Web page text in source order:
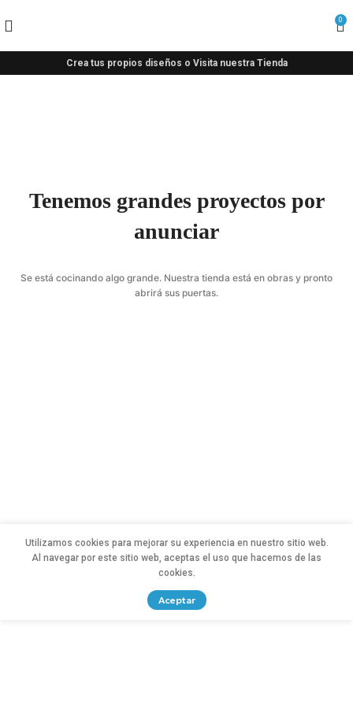
0
Crea tus propios diseños o Visita nuestra Tienda
Tenemos grandes proyectos por
anunciar
Se está cocinando algo grande. Nuestra tienda está en obras y pronto
abrirá sus puertas.
Utilizamos cookies para mejorar su experiencia en nuestro sitio web.
Al navegar por este sitio web, aceptas el uso que hacemos de las
cookies.
Aceptar